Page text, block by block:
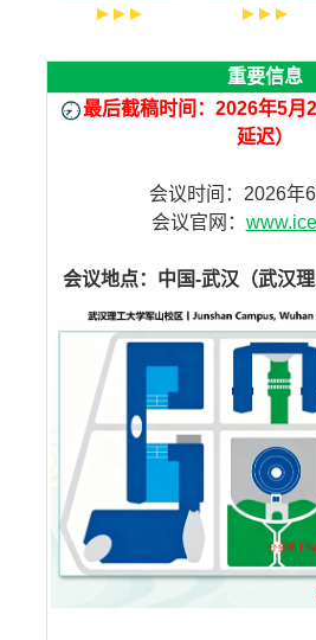
重要信息
最后截稿时间：2026年5月
延迟）
会议时间：2026年
会议官网：
会议地点：中国-武汉（武汉理